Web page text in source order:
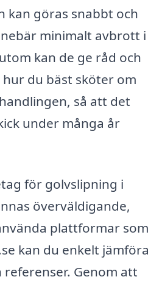
kan göras snabbt och
minimalt avbrott i
kan de ge råd och
du bäst sköter om
så att det
under många år
för golvslipning i
överväldigande,
plattformar som
kan du enkelt jämföra
Genom att